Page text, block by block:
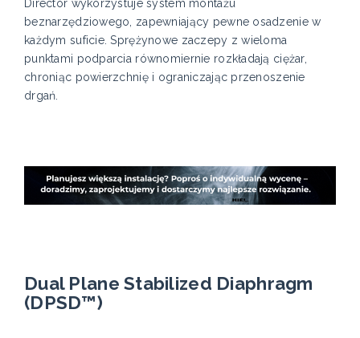
Director wykorzystuje system montażu
beznarzędziowego, zapewniający pewne osadzenie w
każdym suficie. Sprężynowe zaczepy z wieloma
punktami podparcia równomiernie rozkładają ciężar,
chroniąc powierzchnię i ograniczając przenoszenie
drgań.
Dual Plane Stabilized Diaphragm
(DPSD™)